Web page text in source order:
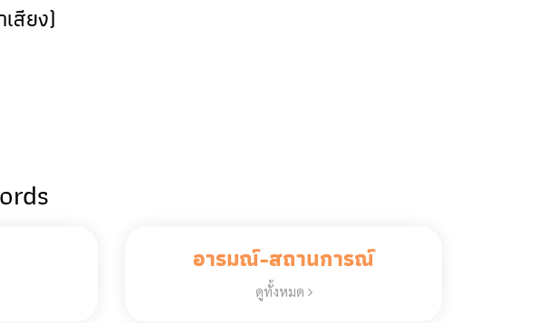
สียง)
อารมณ์-สถานการณ์
ดูทั้งหมด